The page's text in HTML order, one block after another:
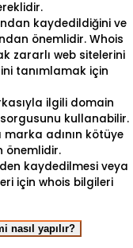
kaydedildiğini ve
önemlidir. Whois
zararlı web sitelerini
tanımlamak için
ilgili domain
sorgusunu kullanabilir.
adının kötüye
önemlidir.
kaydedilmesi veya
için whois bilgileri
nasıl yapılır?